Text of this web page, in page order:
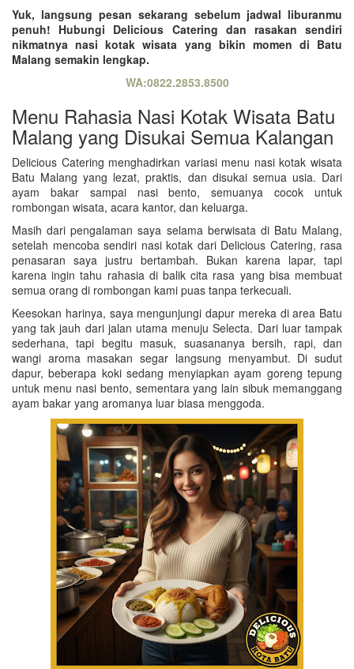
Yuk, langsung pesan sekarang sebelum jadwal liburanmu
penuh! Hubungi Delicious Catering dan rasakan sendiri
nikmatnya nasi kotak wisata yang bikin momen di Batu
Malang semakin lengkap.
WA:0822.2853.8500
Menu Rahasia Nasi Kotak Wisata Batu
Malang yang Disukai Semua Kalangan
Delicious Catering menghadirkan variasi menu nasi kotak wisata
Batu Malang yang lezat, praktis, dan disukai semua usia. Dari
ayam bakar sampai nasi bento, semuanya cocok untuk
rombongan wisata, acara kantor, dan keluarga.
Masih dari pengalaman saya selama berwisata di Batu Malang,
setelah mencoba sendiri nasi kotak dari Delicious Catering, rasa
penasaran saya justru bertambah. Bukan karena lapar, tapi
karena ingin tahu rahasia di balik cita rasa yang bisa membuat
semua orang di rombongan kami puas tanpa terkecuali.
Keesokan harinya, saya mengunjungi dapur mereka di area Batu
yang tak jauh dari jalan utama menuju Selecta. Dari luar tampak
sederhana, tapi begitu masuk, suasananya bersih, rapi, dan
wangi aroma masakan segar langsung menyambut. Di sudut
dapur, beberapa koki sedang menyiapkan ayam goreng tepung
untuk menu nasi bento, sementara yang lain sibuk memanggang
ayam bakar yang aromanya luar biasa menggoda.